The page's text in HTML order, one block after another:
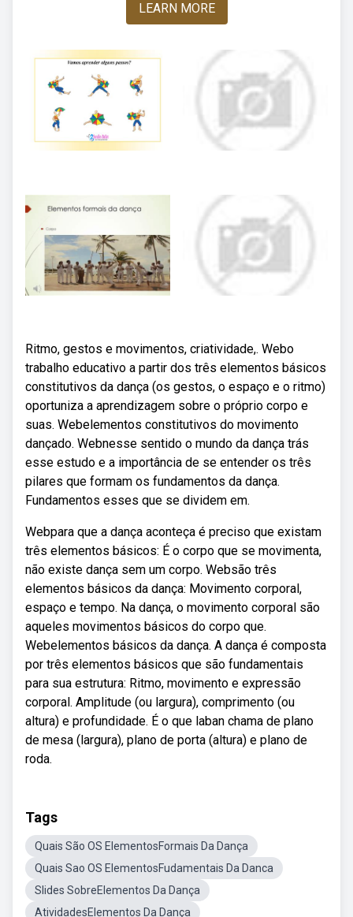
LEARN MORE
Ritmo, gestos e movimentos, criatividade,. Webo
trabalho educativo a partir dos três elementos básicos
constitutivos da dança (os gestos, o espaço e o ritmo)
oportuniza a aprendizagem sobre o próprio corpo e
suas. Webelementos constitutivos do movimento
dançado. Webnesse sentido o mundo da dança trás
esse estudo e a importância de se entender os três
pilares que formam os fundamentos da dança.
Fundamentos esses que se dividem em.
Webpara que a dança aconteça é preciso que existam
três elementos básicos: É o corpo que se movimenta,
não existe dança sem um corpo. Websão três
elementos básicos da dança: Movimento corporal,
espaço e tempo. Na dança, o movimento corporal são
aqueles movimentos básicos do corpo que.
Webelementos básicos da dança. A dança é composta
por três elementos básicos que são fundamentais
para sua estrutura: Ritmo, movimento e expressão
corporal. Amplitude (ou largura), comprimento (ou
altura) e profundidade. É o que laban chama de plano
de mesa (largura), plano de porta (altura) e plano de
roda.
Tags
Quais São OS ElementosFormais Da Dança
Quais Sao OS ElementosFudamentais Da Danca
Slides SobreElementos Da Dança
AtividadesElementos Da Dança